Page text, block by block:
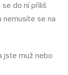
do ní příliš
se na
jste muž nebo